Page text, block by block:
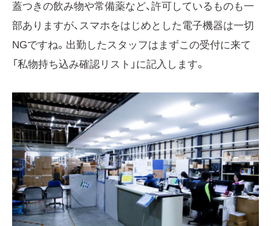
蓋つきの飲み物や常備薬など、許可しているものも一
部ありますが、スマホをはじめとした電子機器は一切
NGですね。出勤したスタッフはまずこの受付に来て
「私物持ち込み確認リスト」に記入します。